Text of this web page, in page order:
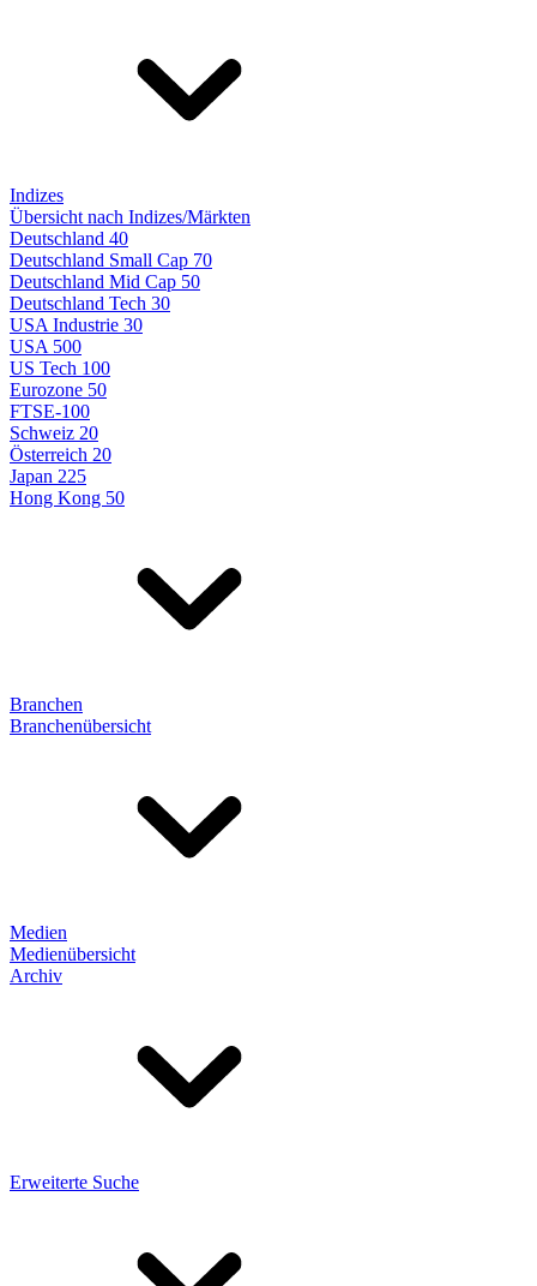
Indizes
Übersicht nach Indizes/Märkten
Deutschland 40
Deutschland Small Cap 70
Deutschland Mid Cap 50
Deutschland Tech 30
USA Industrie 30
USA 500
US Tech 100
Eurozone 50
FTSE-100
Schweiz 20
Österreich 20
Japan 225
Hong Kong 50
Branchen
Branchenübersicht
Medien
Medienübersicht
Archiv
Erweiterte Suche